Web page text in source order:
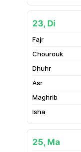
23, Di
25, Ma